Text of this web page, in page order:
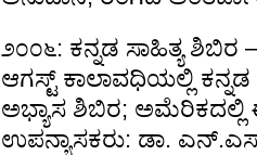
೨೦೦೬: ಕನ್ನಡ ಸಾಹಿತ್ಯ
ಆಗಸ್ಟ್ ಕಾಲಾವಧಿಯಲ್ಲಿ
ಅಭ್ಯಾಸ ಶಿಬಿರ;
ಉಪನ್ಯಾಸಕರು: ಡಾ.